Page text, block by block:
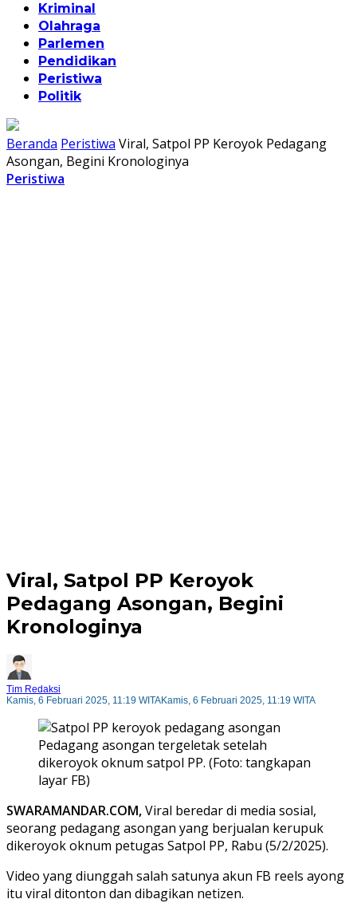
Kriminal
Olahraga
Parlemen
Pendidikan
Peristiwa
Politik
Beranda Peristiwa Viral, Satpol PP Keroyok Pedagang
Asongan, Begini Kronologinya
Peristiwa
Viral, Satpol PP Keroyok
Pedagang Asongan, Begini
Kronologinya
Tim Redaksi
Kamis, 6 Februari 2025, 11:19 WITAKamis, 6 Februari 2025, 11:19 WITA
Pedagang asongan tergeletak setelah
dikeroyok oknum satpol PP. (Foto: tangkapan
layar FB)
SWARAMANDAR.COM,Viral beredar di media sosial,
seorang pedagang asongan yang berjualan kerupuk
dikeroyok oknum petugas Satpol PP, Rabu (5/2/2025).
Video yang diunggah salah satunya akun FB reels ayong
itu viral ditonton dan dibagikan netizen.